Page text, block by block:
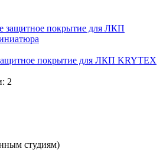
покрытие для ЛКП KRYTEX
2
студиям)